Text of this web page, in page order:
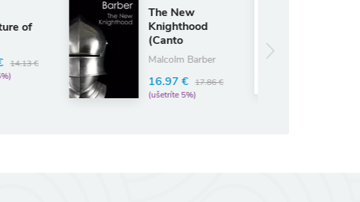
Knighthood
(Canto
Classics)
Malcolm Barber
16.97 € 17.86 €
(ušetríte 5%)
Michael Novak
21.80 €